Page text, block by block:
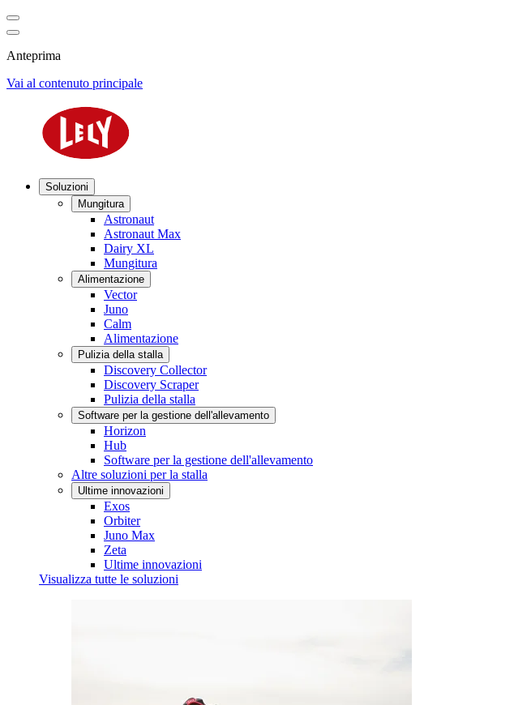
Anteprima
Vai al contenuto principale
Soluzioni
Mungitura
Astronaut
Astronaut Max
Dairy XL
Mungitura
Alimentazione
Vector
Juno
Calm
Alimentazione
Pulizia della stalla
Discovery Collector
Discovery Scraper
Pulizia della stalla
Software per la gestione dell'allevamento
Horizon
Hub
Software per la gestione dell'allevamento
Altre soluzioni per la stalla
Ultime innovazioni
Exos
Orbiter
Juno Max
Zeta
Ultime innovazioni
Visualizza tutte le soluzioni